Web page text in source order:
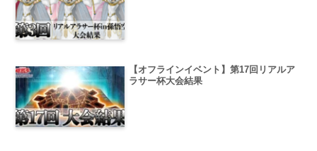
【オフラインイベント】第17回リアルア
ラサー杯大会結果